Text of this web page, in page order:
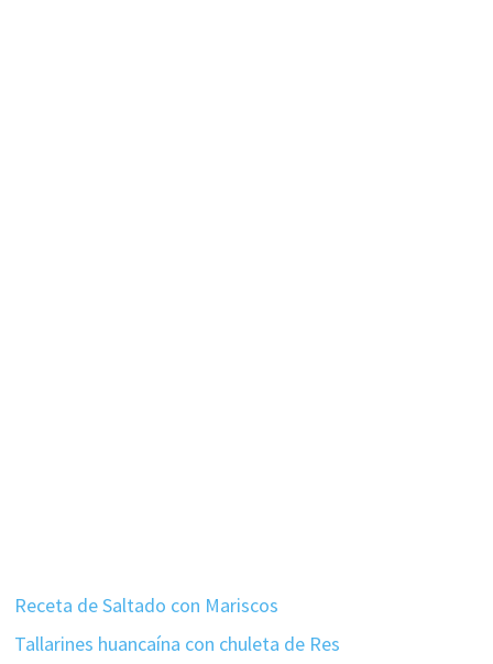
Receta de Saltado con Mariscos
Tallarines huancaína con chuleta de Res